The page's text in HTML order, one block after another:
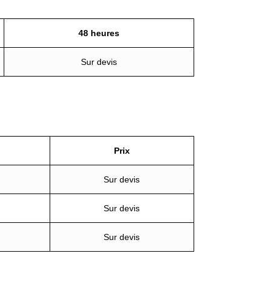
48 heures
Sur devis
Prix
Sur devis
Sur devis
Sur devis